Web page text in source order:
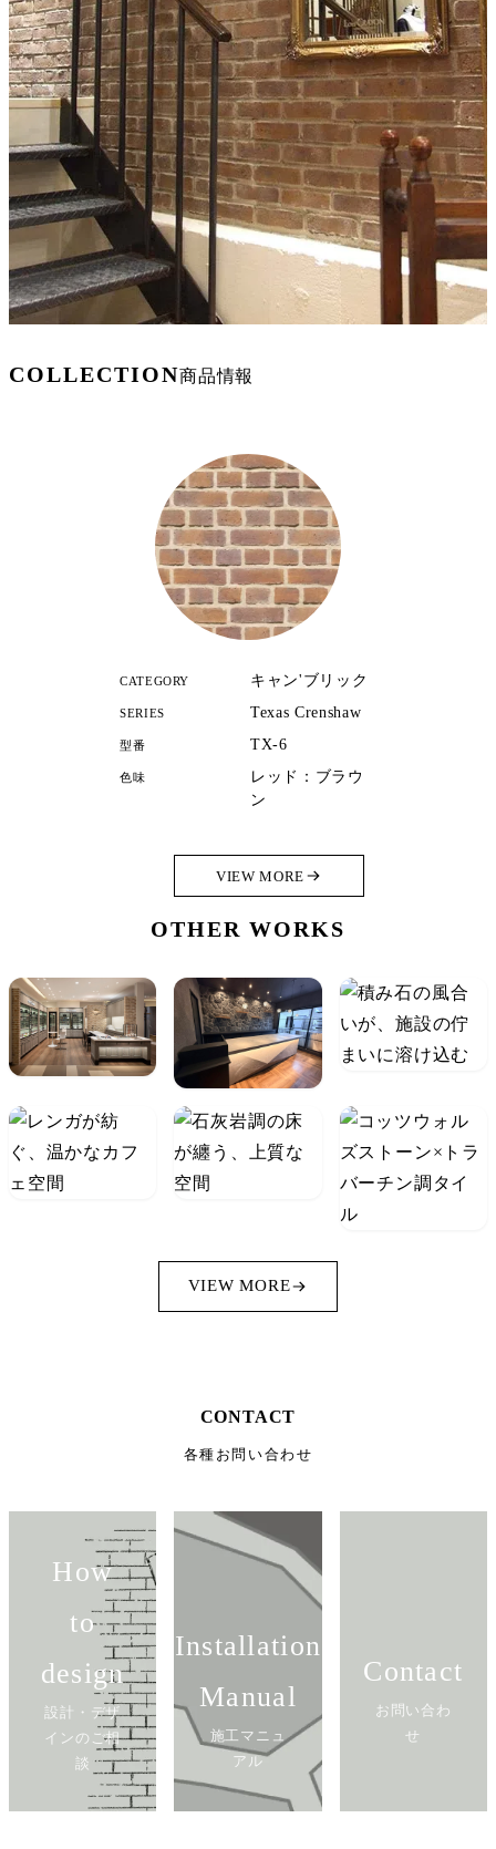
COLLECTION商品情報
CATEGORY キャン'ブリック
SERIES Texas Crenshaw
型番 TX-6
色味
レッド：ブラウ
ン
VIEW MORE
OTHER WORKS
VIEW MORE
CONTACT
各種お問い合わせ
How
to
design
設計・デザ
インのご相
談
Installation
Manual
施工マニュ
アル
Contact
お問い合わ
せ